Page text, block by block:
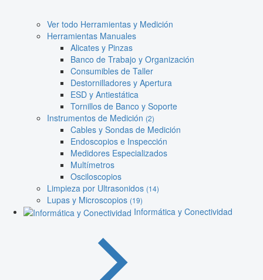
Ver todo Herramientas y Medición
Herramientas Manuales
Alicates y Pinzas
Banco de Trabajo y Organización
Consumibles de Taller
Destornilladores y Apertura
ESD y Antiestática
Tornillos de Banco y Soporte
Instrumentos de Medición (2)
Cables y Sondas de Medición
Endoscopios e Inspección
Medidores Especializados
Multímetros
Osciloscopios
Limpieza por Ultrasonidos (14)
Lupas y Microscopios (19)
Informática y Conectividad